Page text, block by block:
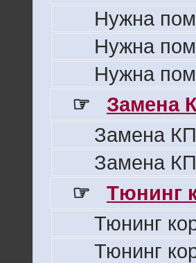
Нужна
Нужна
Нужна
☞
Замена
Замена
Замена
☞
Тюнинг
Тюнинг
Тюнинг